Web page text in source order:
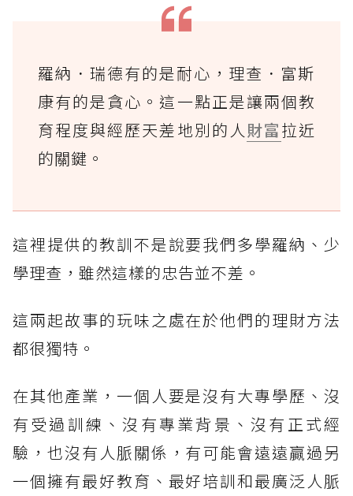
羅納．瑞德有的是耐心，理查．富斯
康有的是貪心。這一點正是讓兩個教
育程度與經歷天差地別的人 財富拉近
的關鍵。
這裡提供的教訓不是說要我們多學羅納、少
學理查，雖然這樣的忠告並不差。
這兩起故事的玩味之處在於他們的理財方法
都很獨特。
在其他產業，一個人要是沒有大專學歷、沒
有受過訓練、沒有專業背景、沒有正式經
驗，也沒有人脈關係，有可能會遠遠贏過另
一個擁有最好教育、最好培訓和最廣泛人脈